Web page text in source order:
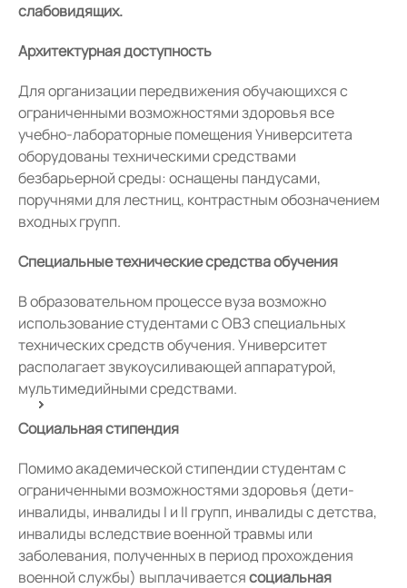
слабовидящих.
Архитектурная доступность
Для организации передвижения обучающихся с
ограниченными возможностями здоровья все
учебно-лабораторные помещения Университета
оборудованы техническими средствами
безбарьерной среды: оснащены пандусами,
поручнями для лестниц, контрастным обозначением
входных групп.
Специальные технические средства обучения
В образовательном процессе вуза возможно
использование студентами с ОВЗ специальных
технических средств обучения. Университет
располагает звукоусиливающей аппаратурой,
мультимедийными средствами.
Социальная стипендия
Помимо академической стипендии студентам с
ограниченными возможностями здоровья (дети-
инвалиды, инвалиды I и II групп, инвалиды с детства,
инвалиды вследствие военной травмы или
заболевания, полученных в период прохождения
военной службы) выплачиваетсясоциальная